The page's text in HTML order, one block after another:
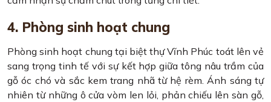
4. Phòng sinh hoạt chung
Phòng sinh hoạt chung tại biệt thự Vĩnh Phúc toát lên vẻ
sang trọng tinh tế với sự kết hợp giữa tông nâu trầm của
gỗ óc chó và sắc kem trang nhã từ hệ rèm. Ánh sáng tự
nhiên từ những ô cửa vòm len lỏi, phản chiếu lên sàn gỗ,